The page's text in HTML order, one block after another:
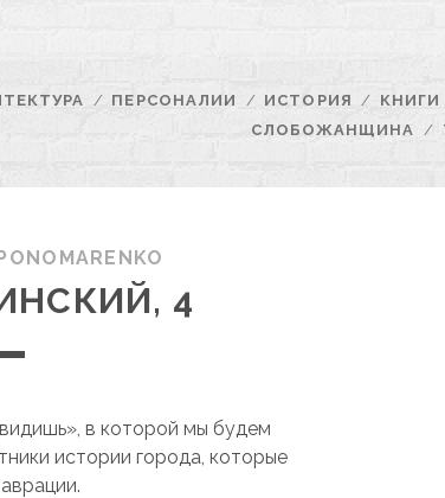
ПЕРСОНАЛИИ ИСТОРИЯ КНИГИ
СЛОБОЖАНЩИНА
4
в которой мы будем
истории города, которые